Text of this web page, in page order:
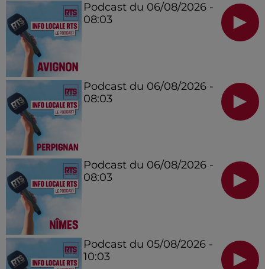
Podcast du 06/08/2026 -
08:03
Podcast du 06/08/2026 -
08:03
Podcast du 06/08/2026 -
08:03
Podcast du 05/08/2026 -
10:03